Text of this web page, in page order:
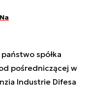
spółka
pośredniczącej w
Industrie Difesa